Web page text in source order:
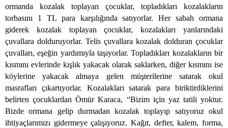
ormanda kozalak toplayan çocuklar, topladıkları kozalakların
torbasını 1 TL para karşılığında satıyorlar. Her sabah ormana
giderek kozalak toplayan çocuklar, kozalakları yanlarındaki
çuvallara dolduruyorlar. Telis çuvallara kozalak dolduran çocuklar
çuvalları, eşeğin yardımıyla taşıyorlar. Topladıkları kozalakların bir
kısmını evlerinde kışlık yakacak olarak saklarken, diğer kısmını ise
köylerine yakacak almaya gelen müşterilerine satarak okul
masrafları çıkartıyorlar. Kozalakları satarak para biriktirdiklerini
belirten çocuklardan Ömür Karaca, “Bizim için yaz tatili yoktur.
Bizde ormana gelip durmadan kozalak toplayıp satıyoruz okul
ihtiyaçlarımızı gidermeye çalışıyoruz. Kağıt, defter, kalem, forma,